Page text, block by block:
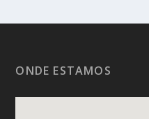
ONDE ESTAMOS